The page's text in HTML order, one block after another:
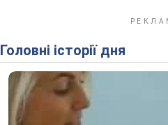
Головні історії дня